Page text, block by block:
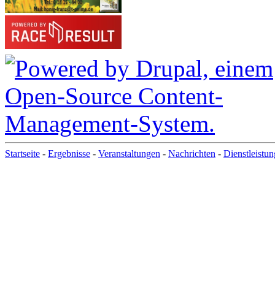
Startseite - Ergebnisse - Veranstaltungen - Nachrichten -